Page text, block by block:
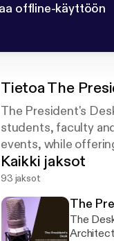
offline-käyttöön
TietoaThe
The President's
students, faculty
events, while
Kaikki jaksot
93 jaksot
The
The